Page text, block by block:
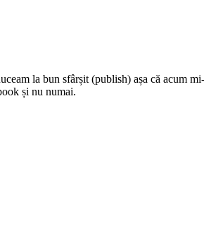
la bun sfârșit (publish) așa că acum
și nu numai.